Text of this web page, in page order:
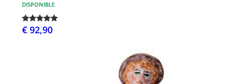
DISPONIBLE
€ 92,90